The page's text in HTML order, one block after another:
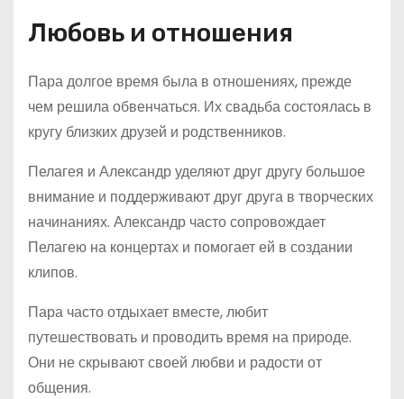
Любовь и отношения
Пара долгое время была в отношениях, прежде
чем решила обвенчаться. Их свадьба состоялась в
кругу близких друзей и родственников.
Пелагея и Александр уделяют друг другу большое
внимание и поддерживают друг друга в творческих
начинаниях. Александр часто сопровождает
Пелагею на концертах и помогает ей в создании
клипов.
Пара часто отдыхает вместе, любит
путешествовать и проводить время на природе.
Они не скрывают своей любви и радости от
общения.